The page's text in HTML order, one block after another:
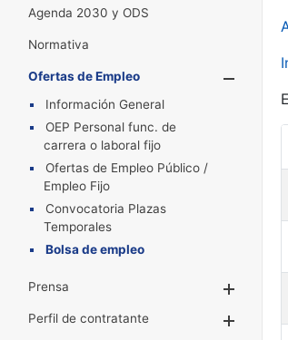
Agenda 2030 y ODS
Normativa
Ofertas de Empleo
Información General
OEP Personal func. de
carrera o laboral fijo
Ofertas de Empleo Público /
Empleo Fijo
Convocatoria Plazas
Temporales
Bolsa de empleo
Prensa
Perfil de contratante